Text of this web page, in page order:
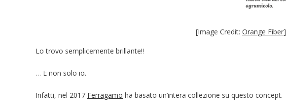
[Image Credit: Orange Fiber]
Lo trovo semplicemente brillante!!
… E non solo io.
Infatti, nel 2017 Ferragamo ha basato un’intera collezione su questo concept.